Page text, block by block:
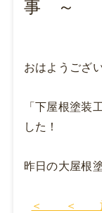
事 ～
おはようござ
「下屋根塗装
した！
昨日の大屋根
＜ ＜